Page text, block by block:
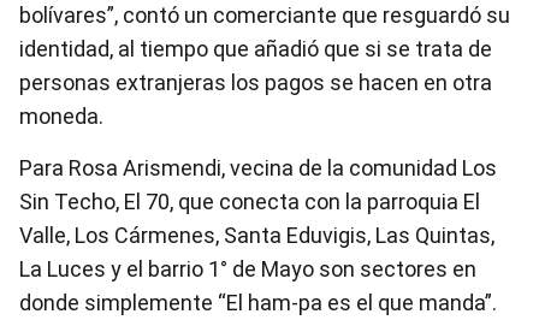
bolívares”, contó un comerciante que resguardó su
identidad, al tiempo que añadió que si se trata de
personas extranjeras los pagos se hacen en otra
moneda.
Para Rosa Arismendi, vecina de la comunidad Los
Sin Techo, El 70, que conecta con la parroquia El
Valle, Los Cármenes, Santa Eduvigis, Las Quintas,
La Luces y el barrio 1° de Mayo son sectores en
donde simplemente “El ham-pa es el que manda”.